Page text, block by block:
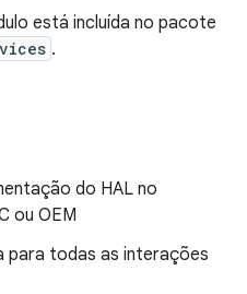
está incluída no pacote
.
do HAL no
ou OEM
para todas as interações